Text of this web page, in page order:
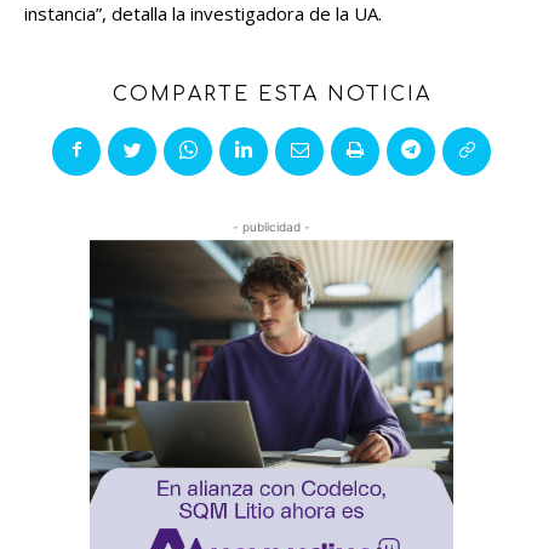
instancia”, detalla la investigadora de la UA.
COMPARTE ESTA NOTICIA
- publicidad -